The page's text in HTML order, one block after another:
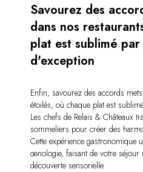
Savourez des
dans nos
plat est sublimé
d'exception
Enfin, savourez des accords
étoilés, où chaque plat est
Les chefs de Relais & Châteaux
sommeliers pour créer des
Cette expérience gastronomique
œnologie, faisant de votre séjour
découverte sensorielle.